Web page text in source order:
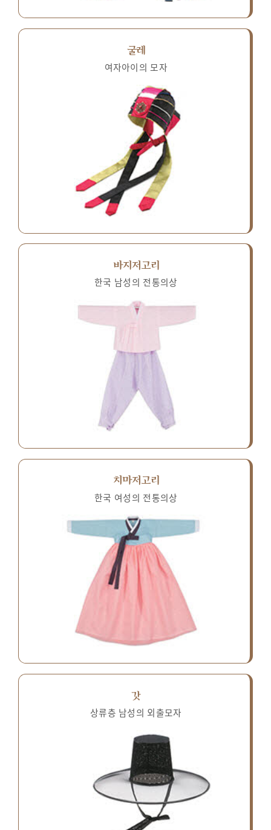
굴레
여자아이의 모자
바지저고리
한국 남성의 전통의상
치마저고리
한국 여성의 전통의상
갓
상류층 남성의 외출모자